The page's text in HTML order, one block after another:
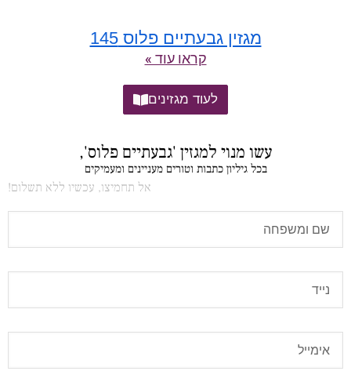
מגזין גבעתיים פלוס 145
קראו עוד »
לעוד מגזינים
עשו מנוי למגזין 'גבעתיים פלוס',
בכל גיליון כתבות וטורים מעניינים ומעמיקים
אל תחמיצו, עכשיו ללא תשלום!